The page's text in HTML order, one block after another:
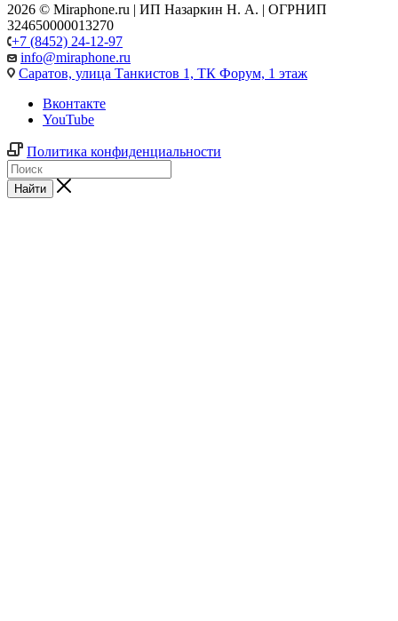
2026 © Miraphone.ru | ИП Назаркин Н. А. | ОГРНИП
324650000013270
+7 (8452) 24-12-97
info@miraphone.ru
Саратов, улица Танкистов 1, ТК Форум, 1 этаж
Вконтакте
YouTube
Политика конфиденциальности
Найти